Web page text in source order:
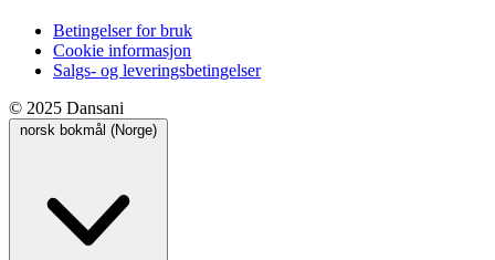
Betingelser for bruk
Cookie informasjon
Salgs- og leveringsbetingelser
© 2025 Dansani
norsk bokmål (Norge)